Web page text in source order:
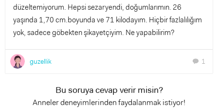
düzeltemiyorum. Hepsi sezaryendi, doğumlarımın. 26
yaşında 1,70 cm.boyunda ve 71 kilodayım. Hiçbir fazlalılığım
yok, sadece göbekten şikayetçiyim. Ne yapabilirim?
guzellik chat 1
Bu soruya cevap verir misin?
Anneler deneyimlerinden faydalanmak istiyor!